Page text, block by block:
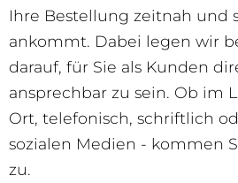
Ihre Bestellung zeitnah und
ankommt. Dabei legen wir
darauf, für Sie als Kunden
ansprechbar zu sein. Ob im
Ort, telefonisch, schriftlich
sozialen Medien - kommen
zu.